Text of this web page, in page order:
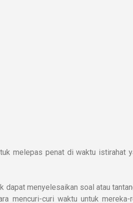
melepas penat di waktu istirahat
dapat menyelesaikan soal atau
mencuri-curi waktu untuk mereka-